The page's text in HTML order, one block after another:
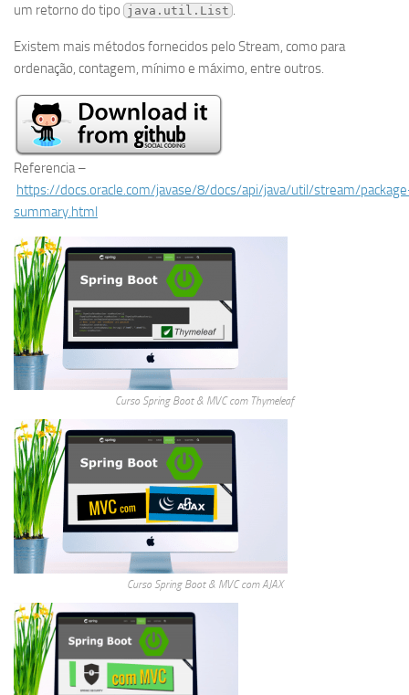
um retorno do tipo java.util.List
Existem mais métodos fornecidos pelo Stream, como para
ordenação, contagem, mínimo e máximo, entre outros.
Referencia –
https://docs.oracle.com/javase/8/docs/api/java/util/stream/
summary.html
Curso Spring Boot & MVC com Thymeleaf
Curso Spring Boot & MVC com AJAX